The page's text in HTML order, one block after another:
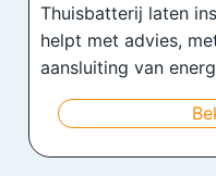
Thuisbatterij laten
helpt met advies,
aansluiting van